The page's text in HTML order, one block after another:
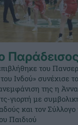
του
Ινδού» συνέχισε
της η
γιορτή με
και τον
Παιδιού